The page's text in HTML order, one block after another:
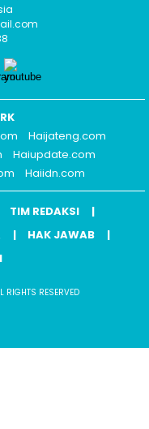
Haijateng.com
Haiupdate.com
Haiidn.com
TIM REDAKSI
HAK JAWAB
RESERVED